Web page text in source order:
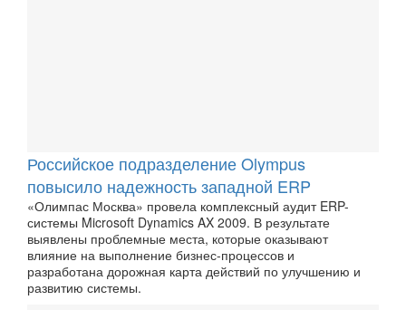
Российское подразделение Olympus
повысило надежность западной ERP
«Олимпас Москва» провела комплексный аудит ERP-
системы Microsoft Dynamics AX 2009. В результате
выявлены проблемные места, которые оказывают
влияние на выполнение бизнес-процессов и
разработана дорожная карта действий по улучшению и
развитию системы.